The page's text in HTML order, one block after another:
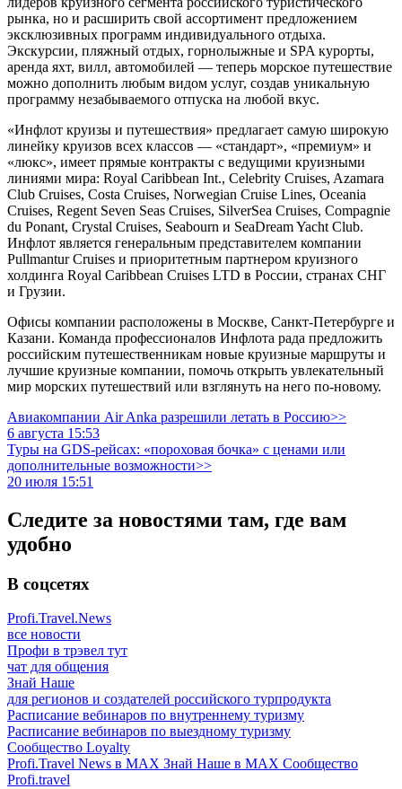
рынка, но и расширить свой ассортимент предложением
эксклюзивных программ индивидуального отдыха.
Экскурсии, пляжный отдых, горнолыжные и SPA курорты,
аренда яхт, вилл, автомобилей — теперь морское путешествие
можно дополнить любым видом услуг, создав уникальную
программу незабываемого отпуска на любой вкус.
«Инфлот круизы и путешествия» предлагает самую широкую
линейку круизов всех классов — «стандарт», «премиум» и
«люкс», имеет прямые контракты с ведущими круизными
линиями мира: Royal Caribbean Int., Celebrity Cruises, Azamara
Club Cruises, Costa Cruises, Norwegian Cruise Lines, Oceania
Cruises, Regent Seven Seas Сruises, SilverSea Cruises, Compagnie
du Ponant, Crystal Cruises, Seabourn и SeaDream Yacht Club.
Инфлот является генеральным представителем компании
Pullmantur Cruises и приоритетным партнером круизного
холдинга Royal Caribbean Cruises LTD в России, странах СНГ
и Грузии.
Офисы компании расположены в Москве, Санкт-Петербурге и
Казани. Команда профессионалов Инфлота рада предложить
российским путешественникам новые круизные маршруты и
лучшие круизные компании, помочь открыть увлекательный
мир морских путешествий или взглянуть на него по-новому.
Авиакомпании Air Anka разрешили летать в Россию>>
6 августа 15:53
Туры на GDS-рейсах: «пороховая бочка» с ценами или
дополнительные возможности>>
20 июля 15:51
Следите за новостями там, где вам
удобно
В соцсетях
Profi.Travel.News
все новости
Профи в трэвел тут
чат для общения
Знай Наше
для регионов и создателей российского турпродукта
Расписание вебинаров по внутреннему туризму
Расписание вебинаров по выездному туризму
Сообщество Loyalty
Profi.Travel News в MAX Знай Наше в MAX Сообщество
Profi.travel